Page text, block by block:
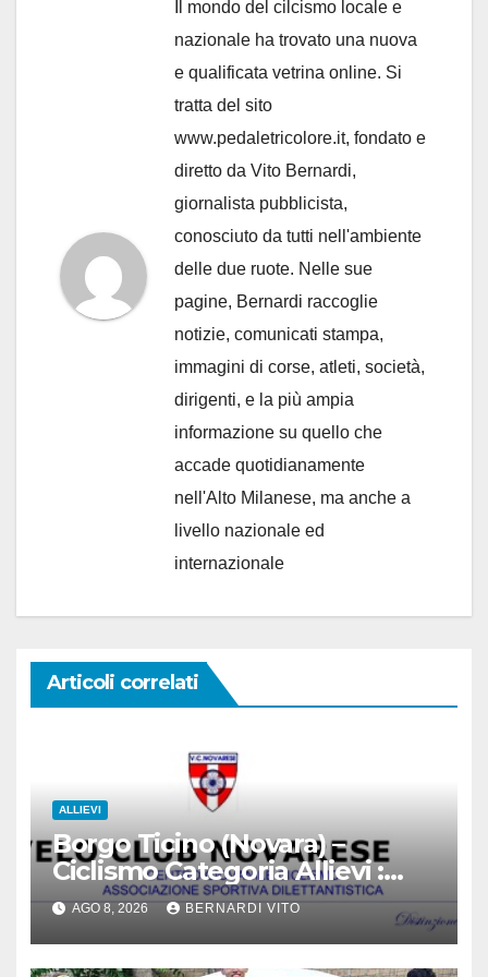
Il mondo del cilcismo locale e
nazionale ha trovato una nuova
e qualificata vetrina online. Si
tratta del sito
www.pedaletricolore.it, fondato e
diretto da Vito Bernardi,
giornalista pubblicista,
conosciuto da tutti nell'ambiente
delle due ruote. Nelle sue
pagine, Bernardi raccoglie
notizie, comunicati stampa,
immagini di corse, atleti, società,
dirigenti, e la più ampia
informazione su quello che
accade quotidianamente
nell'Alto Milanese, ma anche a
livello nazionale ed
internazionale
Articoli correlati
ALLIEVI
Borgo Ticino (Novara) –
Ciclismo Categoria Allievi :
Domenica 9 Agosto il Gran
Premio 12 Martiri – Si ringrazia
il signor Gianmario Gatti
AGO 8, 2026 BERNARDI VITO